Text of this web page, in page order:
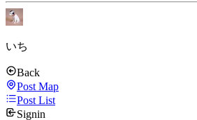
いち
Back
Post Map
Post List
Signin